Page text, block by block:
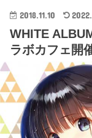
2018.11.10
WHITE
ラボカフェ開